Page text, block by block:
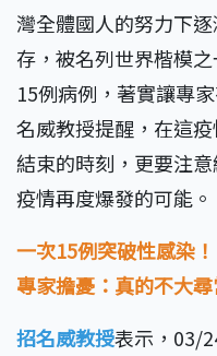
灣全體國人的努力下
存，被名列世界楷模
15例病例，著實讓專
名威教授提醒，在這
結束的時刻，更要注
疫情再度爆發的可能。
一次15例突破性感染！
專家擔憂：真的不大尋
招名威教授表示，03/